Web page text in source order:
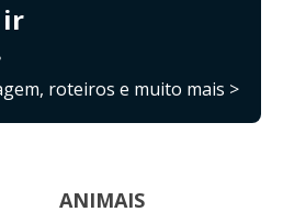
ir
roteiros e muito mais >
ANIMAIS